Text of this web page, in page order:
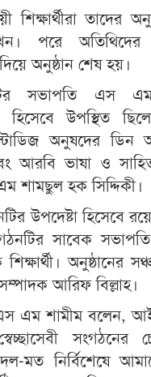
শিক্ষার্থীরা তাদের
পরে
অনুষ্ঠান শেষ হয়।
সভাপতি এস
হিসেবে উপস্থিত
অনুষদের ডিন
আরবি ভাষা ও
শামছুল হক সিদ্দিকী।
উপদেষ্টা হিসেবে
সাবেক সভাপতি
অনুষ্ঠানের
আরিফ বিল্লাহ।
এম শামীম বলেন,
সংগঠনের
মত নির্বিশেষে